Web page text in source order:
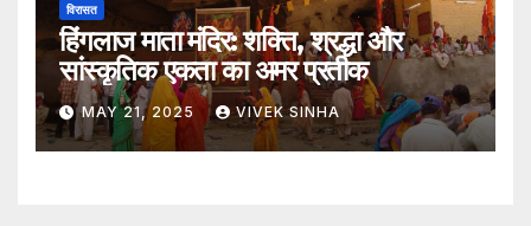
विरासत
हिंगलाज माता मंदिर: शक्ति, श्रद्धा और
सांस्कृतिक एकता का अमर प्रतीक
MAY 21, 2025 VIVEK SINHA